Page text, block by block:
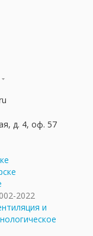
д. 4, оф. 57
2022
и